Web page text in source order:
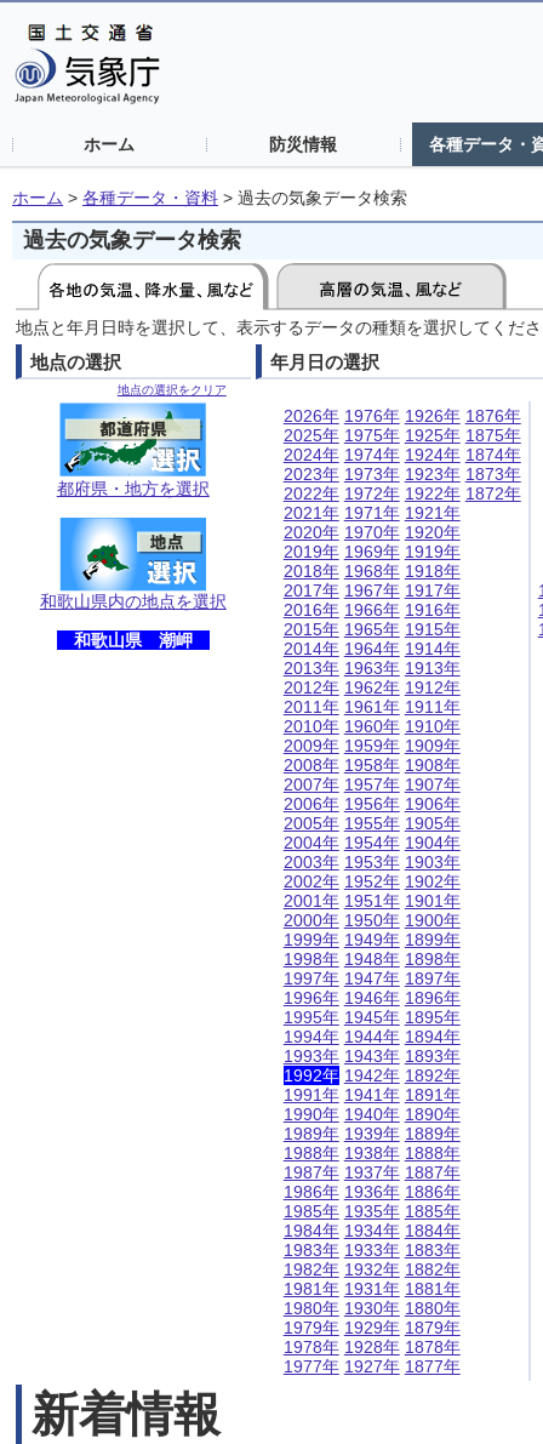
ホーム 防災情報 各種データ・
ホーム > 各種データ・資料 > 過去の気象データ検索
過去の気象データ検索
地点と年月日時を選択して、表示するデータの種類を選択してくだ
地点の選択
地点の選択をクリア
都府県・地方を選択
和歌山県内の地点を選択
和歌山県 潮岬
年月日の選択
2026年
2025年
2024年
2023年
2022年
2021年
2020年
2019年
2018年
2017年
2016年
2015年
2014年
2013年
2012年
2011年
2010年
2009年
2008年
2007年
2006年
2005年
2004年
2003年
2002年
2001年
2000年
1999年
1998年
1997年
1996年
1995年
1994年
1993年
1992年
1991年
1990年
1989年
1988年
1987年
1986年
1985年
1984年
1983年
1982年
1981年
1980年
1979年
1978年
1977年
1976年
1975年
1974年
1973年
1972年
1971年
1970年
1969年
1968年
1967年
1966年
1965年
1964年
1963年
1962年
1961年
1960年
1959年
1958年
1957年
1956年
1955年
1954年
1953年
1952年
1951年
1950年
1949年
1948年
1947年
1946年
1945年
1944年
1943年
1942年
1941年
1940年
1939年
1938年
1937年
1936年
1935年
1934年
1933年
1932年
1931年
1930年
1929年
1928年
1927年
1926年
1925年
1924年
1923年
1922年
1921年
1920年
1919年
1918年
1917年
1916年
1915年
1914年
1913年
1912年
1911年
1910年
1909年
1908年
1907年
1906年
1905年
1904年
1903年
1902年
1901年
1900年
1899年
1898年
1897年
1896年
1895年
1894年
1893年
1892年
1891年
1890年
1889年
1888年
1887年
1886年
1885年
1884年
1883年
1882年
1881年
1880年
1879年
1878年
1877年
1876年
1875年
1874年
1873年
1872年
新着情報